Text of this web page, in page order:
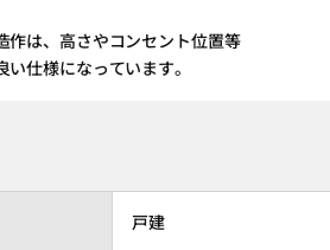
作は、高さやコンセント位置等
仕様になっています。
戸建